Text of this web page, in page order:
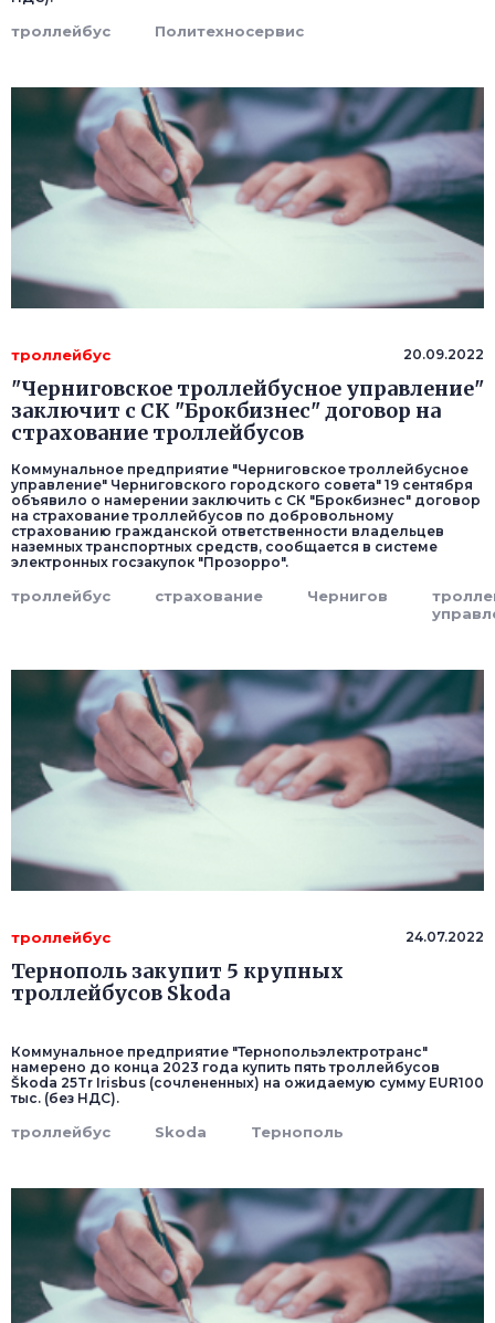
троллейбус Политехносервис
троллейбус 20.09.2022
"Черниговское троллейбусное управление"
заключит с СК "Брокбизнес" договор на
страхование троллейбусов
Коммунальное предприятие "Черниговское троллейбусное
управление" Черниговского городского совета" 19 сентября
объявило о намерении заключить с СК "Брокбизнес" договор
на страхование троллейбусов по добровольному
страхованию гражданской ответственности владельцев
наземных транспортных средств, сообщается в системе
электронных госзакупок "Прозорро".
троллейбус страхование Чернигов
троллейбус 24.07.2022
Тернополь закупит 5 крупных
троллейбусов Skoda
Коммунальное предприятие "Тернопольэлектротранс"
намерено до конца 2023 года купить пять троллейбусов
Škoda 25Tr Irisbus (сочлененных) на ожидаемую сумму EUR100
тыс. (без НДС).
троллейбус Skoda Тернополь